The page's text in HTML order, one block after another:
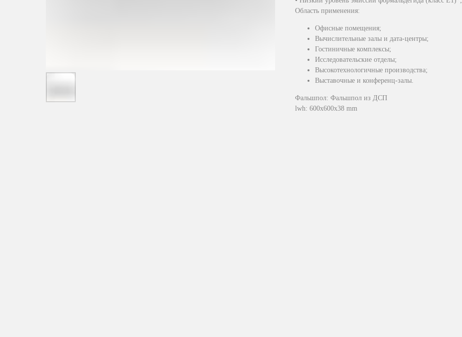
Область применения:
Офисные помещения;
Вычислительные залы и дата-центры;
Гостиничные комплексы;
Исследовательские отделы;
Высокотехнологичные производства;
Выставочные и конференц-залы.
Фальшпол: Фальшпол из ДСП
lwh: 600x600x38 mm